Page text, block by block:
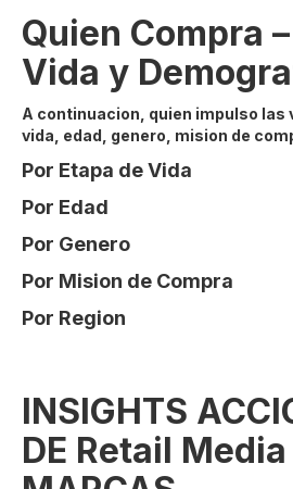
Quien Compra
Vida y
A continuacion, quien impulso las
vida, edad, genero, mision de
Por Etapa de Vida
Por Edad
Por Genero
Por Mision de Compra
Por Region
INSIGHTS
DE Retail Media